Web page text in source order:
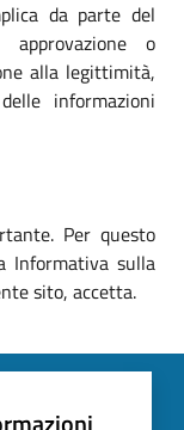
da parte del
o
alla legittimità,
informazioni
Per questo
Informativa sulla
sito, accetta.